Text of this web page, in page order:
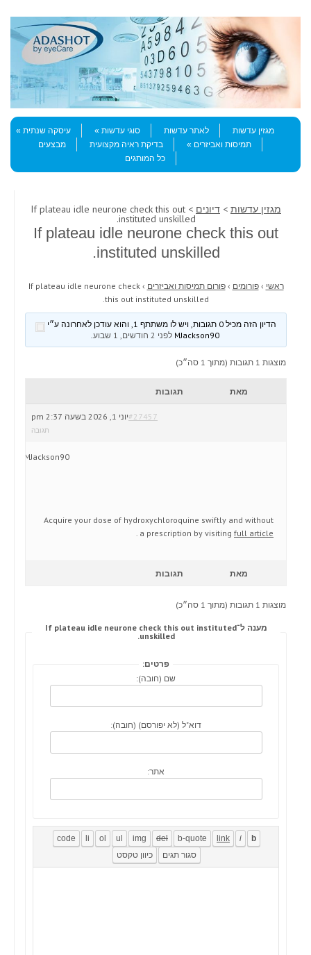
Menu
Skip to content
מגזין עדשות
לאתר עדשות סוגי עדשות
עיסקה שנתית
תמיסות ואביזרים
בדיקת ראיה מקצועית
מבצעים
כל המותגים
מגזין עדשות > דיונים > If plateau idle neurone check this out
instituted unskilled.
If plateau idle neurone check this out
instituted unskilled.
ראשי › פורומים › פורום תמיסות ואביזרים ›
If plateau idle neurone check
this out instituted unskilled.
הדיון הזה מכיל 0 תגובות, ויש לו משתתף 1, והוא עודכן לאחרונה ע״י
MJackson90
לפני 2 חודשים, 1 שבוע .
מוצגות 1 תגובות (מתוך 1 סה״כ)
מאת תגובות
יוני 1, 2026 בשעה 2:37 pm#27457
תגובה
MJackson90
Acquire your dose of hydroxychloroquine swiftly and without
a prescription by visiting full article
.
מאת תגובות
מוצגות 1 תגובות (מתוך 1 סה״כ)
מענה ל־If plateau idle neurone check this out instituted
unskilled.
פרטים:
שם (חובה):
דוא"ל (לא יפורסם) (חובה):
אתר: